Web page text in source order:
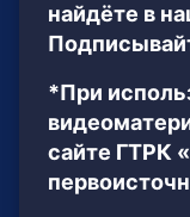
найдёте в
*При
сайте ГТРК